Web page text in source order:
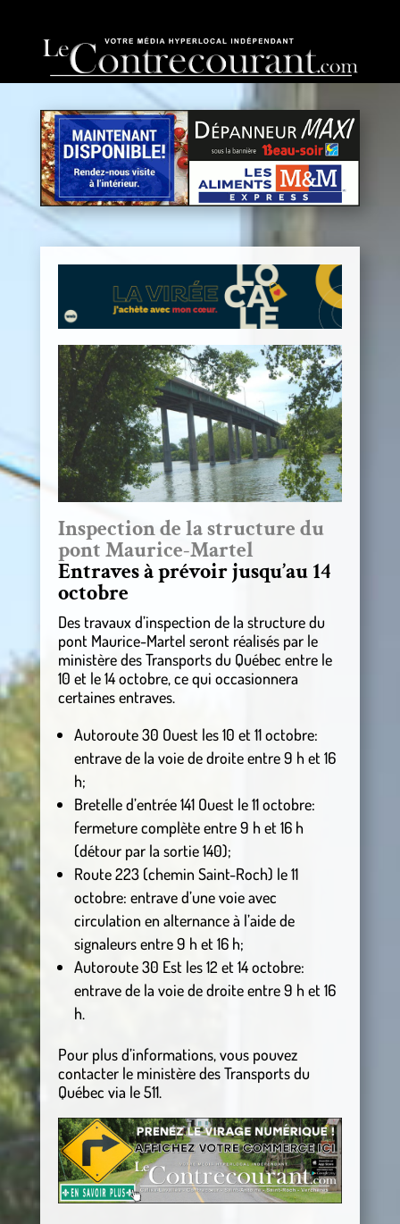
Inspection de la structure du
pont Maurice-Martel
Entraves à prévoir jusqu’au 14
octobre
Des travaux d’inspection de la structure du
pont Maurice-Martel seront réalisés par le
ministère des Transports du Québec entre le
10 et le 14 octobre, ce qui occasionnera
certaines entraves.
Autoroute 30 Ouest les 10 et 11 octobre:
entrave de la voie de droite entre 9 h et 16
h;
Bretelle d’entrée 141 Ouest le 11 octobre:
fermeture complète entre 9 h et 16 h
(détour par la sortie 140);
Route 223 (chemin Saint-Roch) le 11
octobre: entrave d’une voie avec
circulation en alternance à l’aide de
signaleurs entre 9 h et 16 h;
Autoroute 30 Est les 12 et 14 octobre:
entrave de la voie de droite entre 9 h et 16
h.
Pour plus d’informations, vous pouvez
contacter le ministère des Transports du
Québec via le 511.